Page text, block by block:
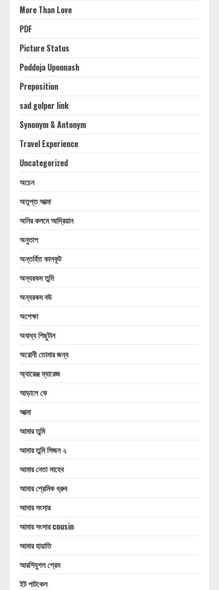
More Than Love
PDF
Picture Status
Poddoja Uponnash
Preposition
sad golper link
Synonym & Antonym
Travel Experience
Uncategorized
অচেন
অতৃপ্ত আত্মা
অনির কলমে আদ্রিয়ান
অনুতাপ
অন্তর্হিত কালকূট
অন্যরকম তুমি
অন্যরকম বউ
অপেক্ষা
অবাধ্য পিছুটান
অরোনী তোমার জন্য
অ্যারেঞ্জ ম্যারেজ
আড়ালে কে
আত্মা
আমার তুমি
আমার তুমি সিজন ২
আমার নেতা সাহেব
আমার প্রেমিক ধ্রুব
আমার সংসার
আমার সংসার cousin
আমার হায়াতি
আরশিযুগল প্রেম
ইট পাটকেল